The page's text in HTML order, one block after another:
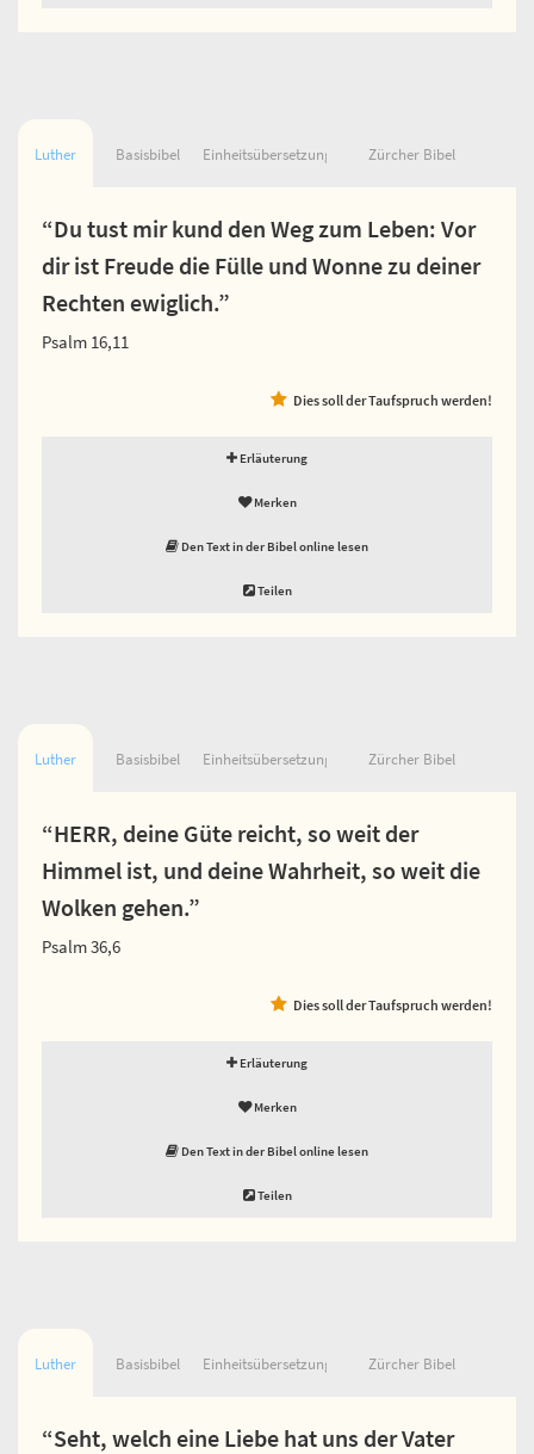
Luther Basisbibel Einheitsübersetzung Zürcher Bibel
“Du tust mir kund den Weg zum Leben: Vor
dir ist Freude die Fülle und Wonne zu deiner
Rechten ewiglich.”
Psalm 16,11
Dies soll der Taufspruch werden!
Erläuterung
Merken
Den Text in der Bibel online lesen
Teilen
Luther Basisbibel Einheitsübersetzung Zürcher Bibel
“HERR, deine Güte reicht, so weit der
Himmel ist, und deine Wahrheit, so weit die
Wolken gehen.”
Psalm 36,6
Dies soll der Taufspruch werden!
Erläuterung
Merken
Den Text in der Bibel online lesen
Teilen
Luther Basisbibel Einheitsübersetzung Zürcher Bibel
“Seht, welch eine Liebe hat uns der Vater